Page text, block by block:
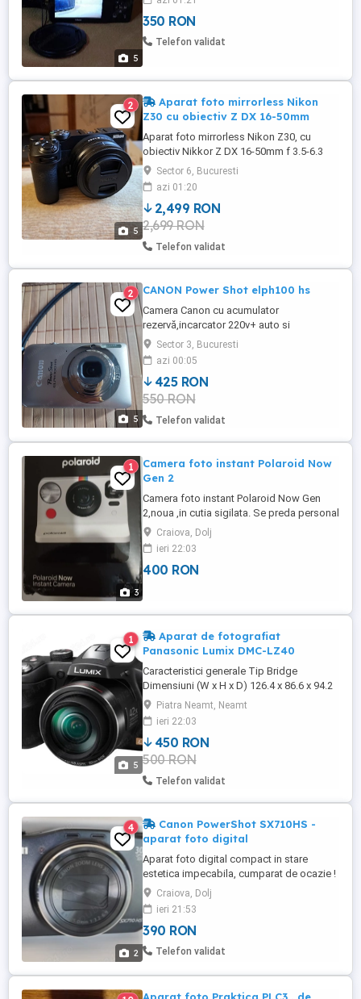
5
350 RON
Telefon validat
5
2
Aparat foto mirrorless Nikon
Z30 cu obiectiv Z DX 16-50mm
Aparat foto mirrorless Nikon Z30, cu
obiectiv Nikkor Z DX 16-50mm f 3.5-6.3
VR, foarte puțin folosit, cu toate
accesoriile originale incluse, plus folie de
protecție JJC pentru ecran. Cumpărat de
la Emag, în garanție până pe 18.09.2027.
Pachetul conține: - aparatul și obiectivul -
baterie EN-EL25a - ...
Sector 6, Bucuresti
azi 01:20
2,499 RON
2,699 RON
Telefon validat
5
2 CANON Power Shot elph100 hs
Camera Canon cu acumulator
rezervă,incarcator 220v+ auto si
minitrepied + card memo. Functioneaza
perfect ,poze si filmari .
Sector 3, Bucuresti
azi 00:05
425 RON
550 RON
Telefon validat
3
1
Camera foto instant Polaroid Now
Gen 2
Camera foto instant Polaroid Now Gen
2,noua ,in cutia sigilata. Se preda personal
in Craiova sau trimit in alta localitate cu
bani in cont Tel zero șapte șapte patru
467582
Craiova, Dolj
ieri 22:03
400 RON
5
1
Aparat de fotografiat
Panasonic Lumix DMC-LZ40
Caracteristici generale Tip Bridge
Dimensiuni (W x H x D) 126.4 x 86.6 x 94.2
mm Greutate 524 g Culoare Negru Senzor
Dimensiune senzor de imagine 1 2.3 inch
Tip senzor CCD Sensibilitate ISO automat
100 - ...
Piatra Neamt, Neamt
ieri 22:03
450 RON
500 RON
Telefon validat
2
4
Canon PowerShot SX710HS -
aparat foto digital
Aparat foto digital compact in stare
estetica impecabila, cumparat de ocazie !
Se poate viziona din toate unghiurile
accesând: youtu.be ouTs5SN_H84 ( click
pe "My Canon PowerShot SX710HS by
Mihai D." ) Se vinde ca nefunctional, cu
acumulator nou cumparat și incarcator pe
Craiova, Dolj
ieri 21:53
390 RON
Telefon validat